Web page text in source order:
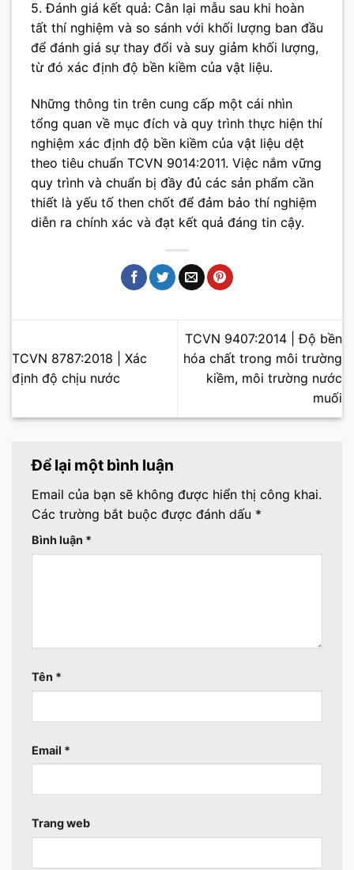
5. Đánh giá kết quả: Cân lại mẫu sau khi hoàn
tất thí nghiệm và so sánh với khối lượng ban đầu
để đánh giá sự thay đổi và suy giảm khối lượng,
từ đó xác định độ bền kiềm của vật liệu.
Những thông tin trên cung cấp một cái nhìn
tổng quan về mục đích và quy trình thực hiện thí
nghiệm xác định độ bền kiềm của vật liệu dệt
theo tiêu chuẩn TCVN 9014:2011. Việc nắm vững
quy trình và chuẩn bị đầy đủ các sản phẩm cần
thiết là yếu tố then chốt để đảm bảo thí nghiệm
diễn ra chính xác và đạt kết quả đáng tin cậy.
TCVN 8787:2018 | Xác
định độ chịu nước
TCVN 9407:2014 | Độ bền
hóa chất trong môi trường
kiềm, môi trường nước
muối
Để lại một bình luận
Email của bạn sẽ không được hiển thị công khai.
Các trường bắt buộc được đánh dấu *
Bình luận *
Tên *
Email *
Trang web